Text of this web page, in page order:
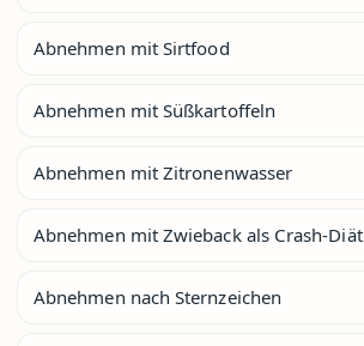
Abnehmen mit Sirtfood
Abnehmen mit Süßkartoffeln
Abnehmen mit Zitronenwasser
Abnehmen mit Zwieback als Crash-Diät
Abnehmen nach Sternzeichen